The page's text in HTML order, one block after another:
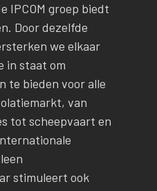
IPCOM groep biedt
Door dezelfde
we elkaar
in staat om
te bieden voor alle
van
tot scheepvaart en
stimuleert ook